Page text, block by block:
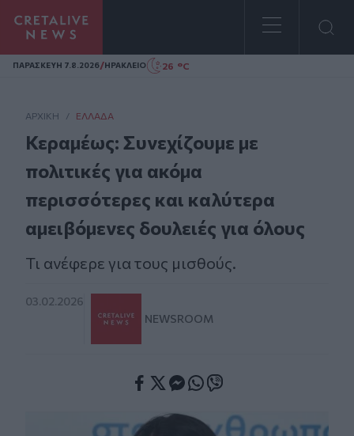
Homepage
ΠΑΡΑΣΚΕΥΗ 7.8.2026/ΗΡΑΚΛΕΙΟ 26 °C
ΑΡΧΙΚΗ / ΕΛΛΆΔΑ
Κεραμέως: Συνεχίζουμε με
πολιτικές για ακόμα
περισσότερες και καλύτερα
αμειβόμενες δουλειές για όλους
Τι ανέφερε για τους μισθούς.
03.02.2026
NEWSROOM